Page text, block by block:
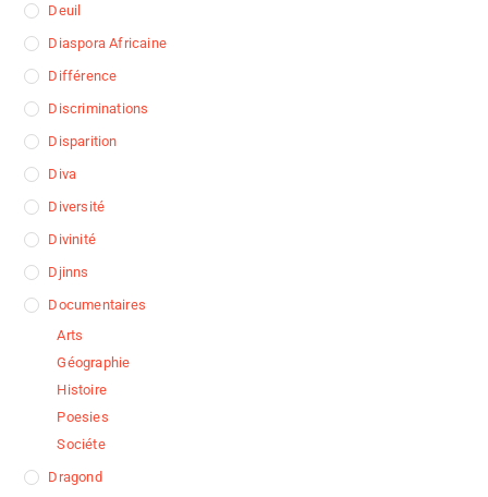
Deuil
Diaspora Africaine
Différence
Discriminations
Disparition
Diva
Diversité
Divinité
Djinns
Documentaires
Arts
Géographie
Histoire
Poesies
Sociéte
Dragond